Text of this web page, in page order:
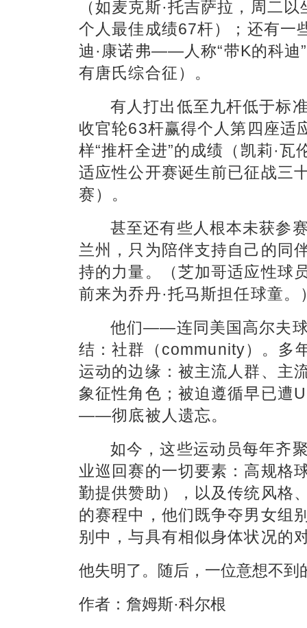
（如麦克斯·托吉萨拉，周二
个人最佳成绩67杆）；还有一
迪·康诺弗——人称“带K的科迪”
有唐氏综合征）。
有人打出低至九杆低于标
收官轮63杆赢得个人第四座适
样“推杆全进”的成绩（凯莉·
适应性公开赛诞生前已征战三
赛）。
甚至还有些人根本未获参
兰州，只为陪伴支持自己的
持的力量。（芝加哥适应性球
前来为乔丹·托马斯担任球童。
他们——连同美国高尔夫
结：社群
（community）。多
运动的边缘：被主流人群、主
象征性角色；被迫遵循早已遭
——彻底被人遗忘。
如今，这些运动员每年齐
业巡回赛的一切要素：高规格
勤提供赞助），以及传统风格
的赛程中，他们既争夺男女组
别中，与具有相似身体状况的
他失明了。随后，一位意想不
作者：詹姆斯·科尔根